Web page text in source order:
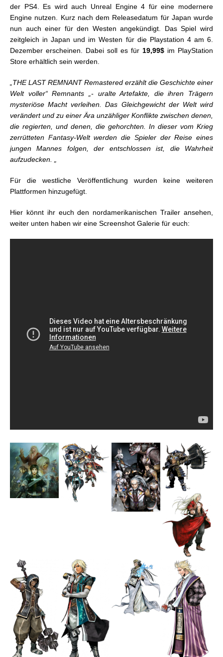
der PS4. Es wird auch Unreal Engine 4 für eine modernere
Engine nutzen. Kurz nach dem Releasedatum für Japan wurde
nun auch einer für den Westen angekündigt. Das Spiel wird
zeitgleich in Japan und im Westen für die Playstation 4 am 6.
Dezember erscheinen. Dabei soll es für 19,99$ im PlayStation
Store erhältlich sein werden.
„THE LAST REMNANT Remastered erzählt die Geschichte einer
Welt voller“ Remnants „- uralte Artefakte, die ihren Trägern
mysteriöse Macht verleihen. Das Gleichgewicht der Welt wird
verändert und zu einer Ära unzähliger Konflikte zwischen denen,
die regierten, und denen, die gehorchten. In dieser vom Krieg
zerrütteten Fantasy-Welt werden die Spieler der Reise eines
jungen Mannes folgen, der entschlossen ist, die Wahrheit
aufzudecken. „
Für die westliche Veröffentlichung wurden keine weiteren
Plattformen hinzugefügt.
Hier könnt ihr euch den nordamerikanischen Trailer ansehen,
weiter unten haben wir eine Screenshot Galerie für euch: